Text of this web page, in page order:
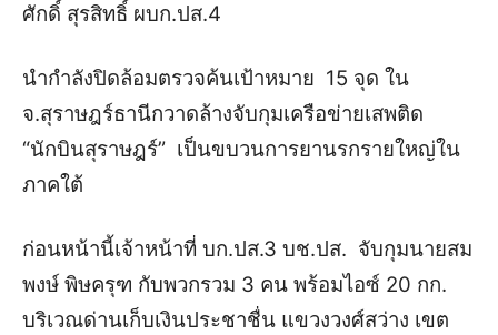
ศักดิ์ สุรสิทธิ์ ผบก.ปส.4
นำกำลังปิดล้อมตรวจค้นเป้าหมาย 15 จุด ใน
จ.สุราษฎร์ธานีกวาดล้างจับกุมเครือข่ายเสพติด
“นักบินสุราษฎร์” เป็นขบวนการยานรกรายใหญ่ใน
ภาคใต้
ก่อนหน้านี้เจ้าหน้าที่ บก.ปส.3 บช.ปส. จับกุมนายสม
พงษ์ พิษครุฑ กับพวกรวม 3 คน พร้อมไอซ์ 20 กก.
บริเวณด่านเก็บเงินประชาชื่น แขวงวงศ์สว่าง เขต